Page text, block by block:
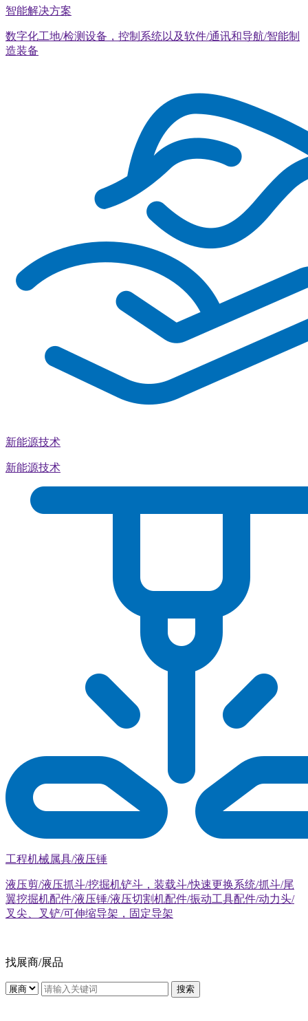
智能解决方案
数字化工地/检测设备，控制系统以及软件/通讯和导航/智能制
造装备
新能源技术
新能源技术
工程机械属具/液压锤
液压剪/液压抓斗/挖掘机铲斗，装载斗/快速更换系统/抓斗/尾
翼挖掘机配件/液压锤/液压切割机配件/振动工具配件/动力头/
叉尖、叉铲/可伸缩导架，固定导架
找展商/展品
搜索